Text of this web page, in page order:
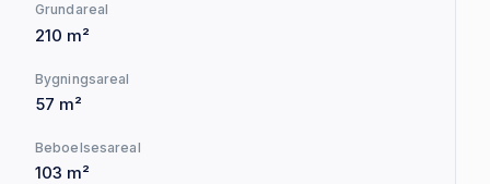
Grundareal
210 m²
Bygningsareal
57 m²
Beboelsesareal
103 m²